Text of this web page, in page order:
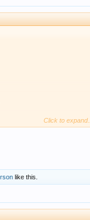
Click to expand...
like this.